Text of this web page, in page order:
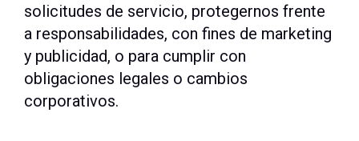
solicitudes de servicio, protegernos frente
a responsabilidades, con fines de marketing
y publicidad, o para cumplir con
obligaciones legales o cambios
corporativos.